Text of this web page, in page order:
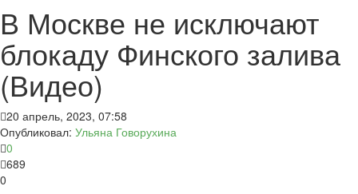
В Москве не исключают
блокаду Финского залива
(Видео)
20 апрель, 2023, 07:58
Опубликовал: Ульяна Говорухина
0
689
0